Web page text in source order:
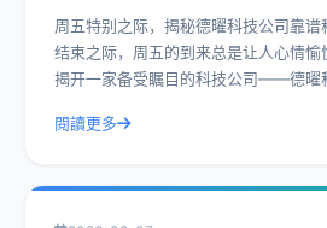
周五特别之际，揭秘德曜科技公司靠谱程度 在繁忙的一
结束之际，周五的到来总是让人心情
揭开一家备受瞩目的科技公司——德曜
閱讀更多